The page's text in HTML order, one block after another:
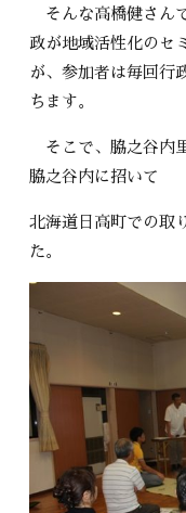
そんな高橋健さん
政が地域活性化のセ
が、参加者は毎回行
ちます。
そこで、脇之谷内
脇之谷内に招いて
北海道日高町での取
た。